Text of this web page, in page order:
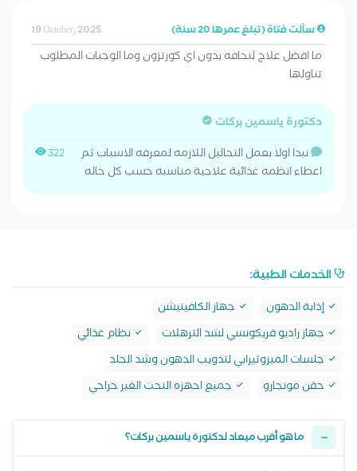
سألت فتاة (تبلغ عمرها 20 سنة) 19 October, 2025
ما افضل علاج لنحافه بدون اي كورتزون وما الوجبات المطلوب
تناولها
دكتورة ياسمين بركات
322
نبدا اولا بعمل التحاليل اللازمه لمعرفه الاسباب ثم
اعطاء انظمه غذائية علاجية مناسبه حسب كل حاله
الخدمات الطبية:
إذابة الدهون
جهاز الكافيتيشن
جهاز راديو فريكونسي لشد الترهلات
نظام غذائي
جلسات الميزوثيرابي لتذويب الدهون وشد الجلد
حقن مونجارو
جميع احهزه النحت الغير حراحي
ما هو أقرب ميعاد لدكتورة ياسمين بركات؟